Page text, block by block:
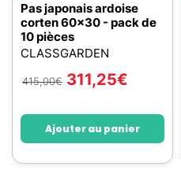
Pas japonais ardoise
corten 60x30 - pack de
10 pièces
CLASSGARDEN
415,00€ 311,25€
Ajouter au panier